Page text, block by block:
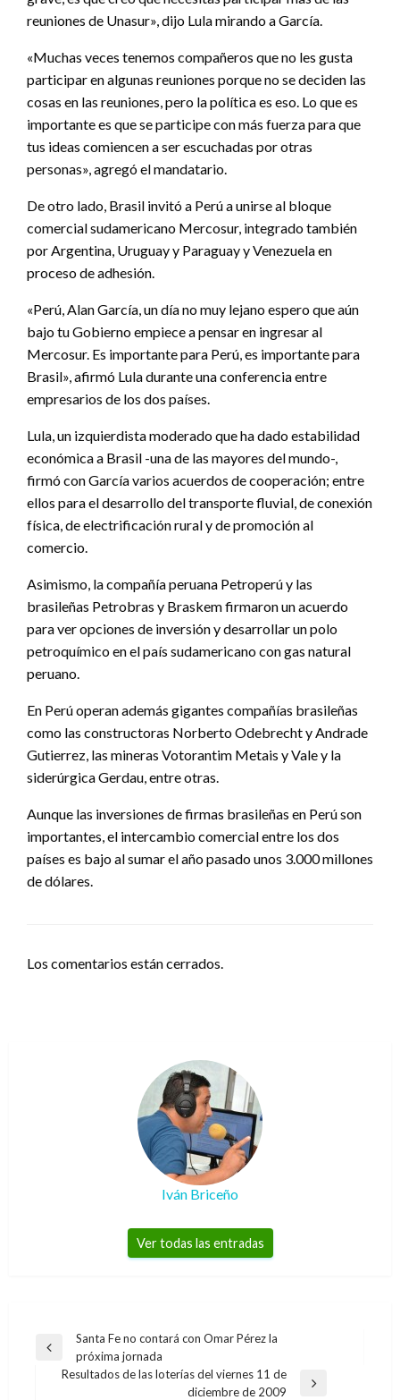
reuniones de Unasur», dijo Lula mirando a García.
«Muchas veces tenemos compañeros que no les gusta
participar en algunas reuniones porque no se deciden las
cosas en las reuniones, pero la política es eso. Lo que es
importante es que se participe con más fuerza para que
tus ideas comiencen a ser escuchadas por otras
personas», agregó el mandatario.
De otro lado, Brasil invitó a Perú a unirse al bloque
comercial sudamericano Mercosur, integrado también
por Argentina, Uruguay y Paraguay y Venezuela en
proceso de adhesión.
«Perú, Alan García, un día no muy lejano espero que aún
bajo tu Gobierno empiece a pensar en ingresar al
Mercosur. Es importante para Perú, es importante para
Brasil», afirmó Lula durante una conferencia entre
empresarios de los dos países.
Lula, un izquierdista moderado que ha dado estabilidad
económica a Brasil -una de las mayores del mundo-,
firmó con García varios acuerdos de cooperación; entre
ellos para el desarrollo del transporte fluvial, de conexión
física, de electrificación rural y de promoción al
comercio.
Asimismo, la compañía peruana Petroperú y las
brasileñas Petrobras y Braskem firmaron un acuerdo
para ver opciones de inversión y desarrollar un polo
petroquímico en el país sudamericano con gas natural
peruano.
En Perú operan además gigantes compañías brasileñas
como las constructoras Norberto Odebrecht y Andrade
Gutierrez, las mineras Votorantim Metais y Vale y la
siderúrgica Gerdau, entre otras.
Aunque las inversiones de firmas brasileñas en Perú son
importantes, el intercambio comercial entre los dos
países es bajo al sumar el año pasado unos 3.000 millones
de dólares.
Los comentarios están cerrados.
Iván Briceño
Ver todas las entradas
Navegación
Entrada
anterior
Santa Fe no contará con Omar Pérez la
próxima jornada
Resultados de las loterías del viernes 11 de
diciembre de 2009